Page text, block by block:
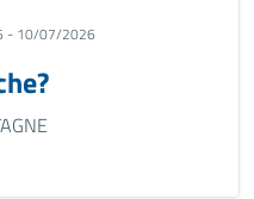
- 10/07/2026